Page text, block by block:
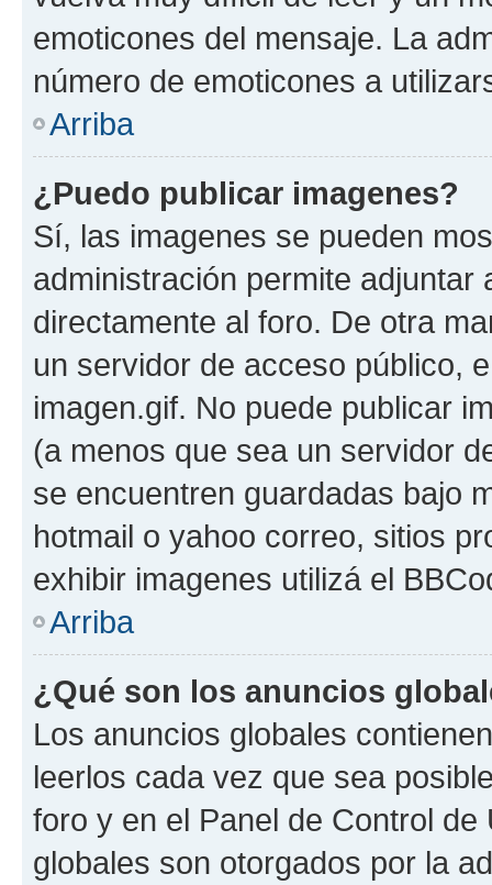
emoticones del mensaje. La
número de emoticones a
Arriba
¿Puedo publicar imagenes?
Sí, las imagenes se pueden
administración permite
directamente al foro. De otra
un servidor de acceso público,
imagen.gif. No puede publicar
(a menos que sea un servidor
se encuentren guardadas bajo
hotmail o yahoo correo, sitios
exhibir imagenes utilizá el
Arriba
¿Qué son los anuncios
Los anuncios globales
leerlos cada vez que sea
foro y en el Panel de Control
globales son otorgados por la